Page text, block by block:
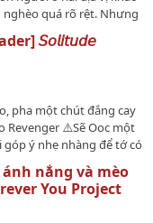
nghèo quá rõ rệt. Nhưng
này khắc nghiệt quá,
có đủ lớn để họ có thể
cùng nhau trải qua
người họ.…
𝘚𝘰𝘭𝘪𝘵𝘶𝘥𝘦
pha một chút đắng cay
Revenger ⚠️Sẽ Ooc một
ý nhẹ nhàng để tớ có
thuộc quyền sở hữu
mọi người không đem
có sự đồng ý của tớ
wattpad…
nắng và mèo
You Project